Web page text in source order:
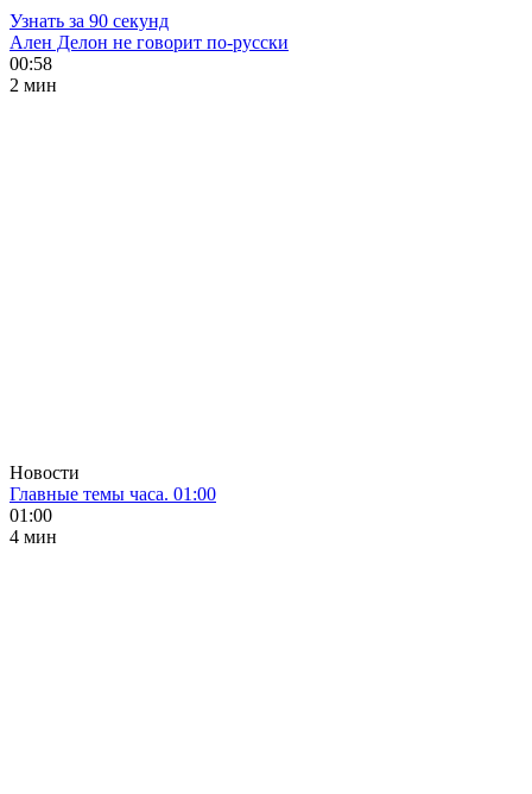
Узнать за 90 секунд
Ален Делон не говорит по-русски
00:58
2 мин
Новости
Главные темы часа. 01:00
01:00
4 мин